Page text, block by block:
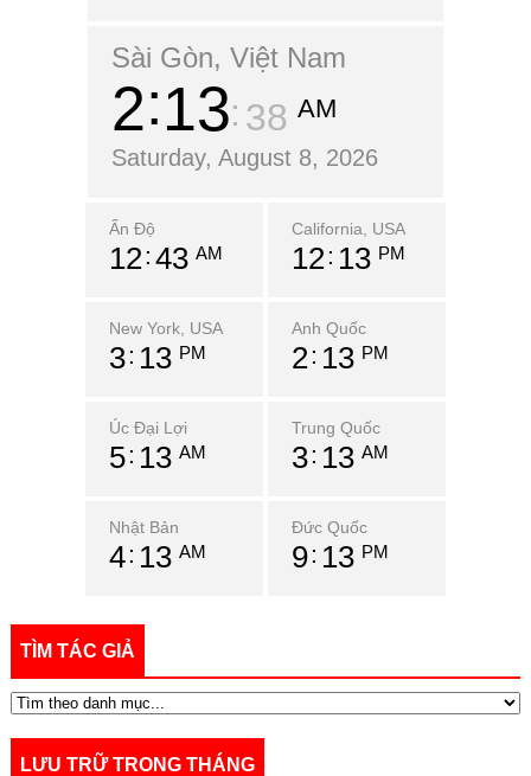
Sài Gòn, Việt Nam
2 13 39 AM
Saturday, August 8, 2026
Ấn Độ
12 43 AM
California, USA
12 13 PM
New York, USA
3 13 PM
Anh Quốc
2 13 PM
Úc Đại Lợi
5 13 AM
Trung Quốc
3 13 AM
Nhật Bản
4 13 AM
Đức Quốc
9 13 PM
TÌM TÁC GIẢ
LƯU TRỮ TRONG THÁNG